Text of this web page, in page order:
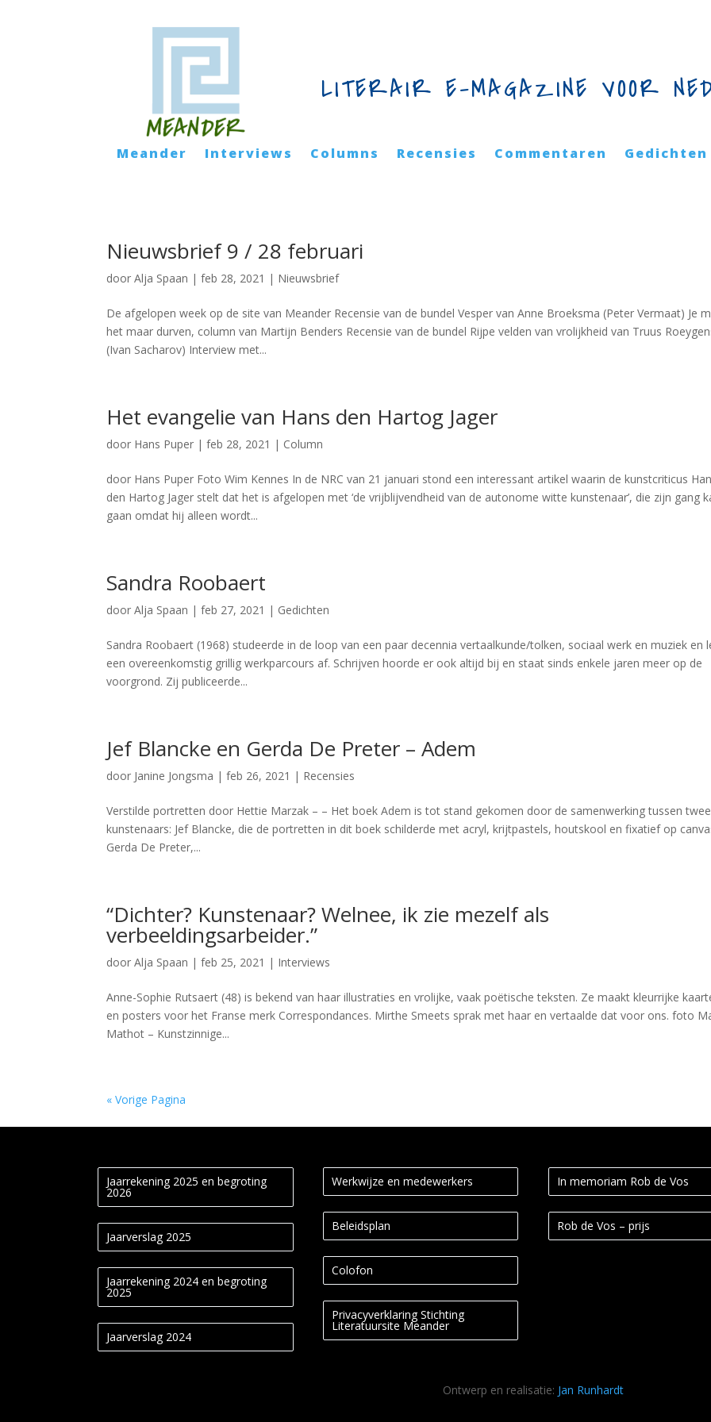
LITERAIR E-MAGAZINE VOOR
Meander Interviews Columns Recensies Commentaren Gedichten
Nieuwsbrief 9 / 28 februari
doorAlja Spaan |feb 28, 2021 | Nieuwsbrief
De afgelopen week op de site van Meander Recensie van de bundel Vesper van Anne Broeksma (Peter Vermaat) Je
het maar durven, column van Martijn Benders Recensie van de bundel Rijpe velden van vrolijkheid van Truus
(Ivan Sacharov) Interview met...
Het evangelie van Hans den Hartog Jager
door Hans Puper |feb 28, 2021 | Column
door Hans Puper Foto Wim Kennes In de NRC van 21 januari stond een interessant artikel waarin de kunstcriticus
den Hartog Jager stelt dat het is afgelopen met ‘de vrijblijvendheid van de autonome witte kunstenaar’, die zijn gang
gaan omdat hij alleen wordt...
Sandra Roobaert
doorAlja Spaan |feb 27, 2021 | Gedichten
Sandra Roobaert (1968) studeerde in de loop van een paar decennia vertaalkunde/tolken, sociaal werk en muziek en
een overeenkomstig grillig werkparcours af. Schrijven hoorde er ook altijd bij en staat sinds enkele jaren meer op de
voorgrond. Zij publiceerde...
Jef Blancke en Gerda De Preter – Adem
door Janine Jongsma |feb 26, 2021 | Recensies
Verstilde portretten door Hettie Marzak – – Het boek Adem is tot stand gekomen door de samenwerking tussen twee
kunstenaars: Jef Blancke, die de portretten in dit boek schilderde met acryl, krijtpastels, houtskool en fixatief op
Gerda De Preter,...
“Dichter? Kunstenaar? Welnee, ik zie mezelf als
verbeeldingsarbeider.”
doorAlja Spaan |feb 25, 2021 | Interviews
Anne-Sophie Rutsaert (48) is bekend van haar illustraties en vrolijke, vaak poëtische teksten. Ze maakt kleurrijke
en posters voor het Franse merk Correspondances. Mirthe Smeets sprak met haar en vertaalde dat voor ons. foto
Mathot – Kunstzinnige...
« Vorige Pagina
Jaarrekening 2025 en begroting
2026
Jaarverslag 2025
Jaarrekening 2024 en begroting
2025
Jaarverslag 2024
Werkwijze en medewerkers
Beleidsplan
Colofon
Privacyverklaring Stichting
Literatuursite Meander
In memoriam Rob de Vos
Rob de Vos – prijs
Ontwerp en realisatie: Jan Runhardt